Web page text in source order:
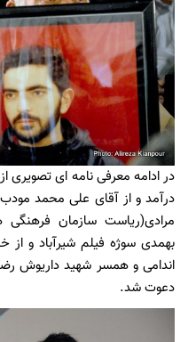
در ادامه معرفی نامه ای
درآمد و از آقای علی محمد
مرادی(ریاست سازمان
بهمدی سوژه فیلم شیرآباد و از
اندامی و همسر شهید داریوش
دعوت شد.